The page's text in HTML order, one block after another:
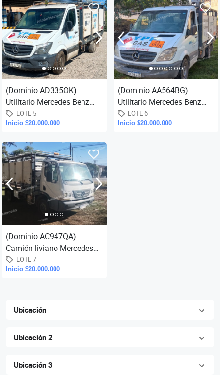
(Dominio AD335OK)
Utilitario Mercedes Benz
Sprinter 415 CDI, con caja
de carga para transporte de
LOTE 5
Inicio $20.000.000
(Dominio AA564BG)
Utilitario Mercedes Benz
Sprinter 415 CDI, con caja
de carga para transporte de
LOTE 6
Inicio $20.000.000
(Dominio AC947QA)
Camión liviano Mercedes
Benz Accelo 815, con caja
de carga garrafera, año
LOTE 7
Inicio $20.000.000
Ubicación
Ubicación 2
Ubicación 3